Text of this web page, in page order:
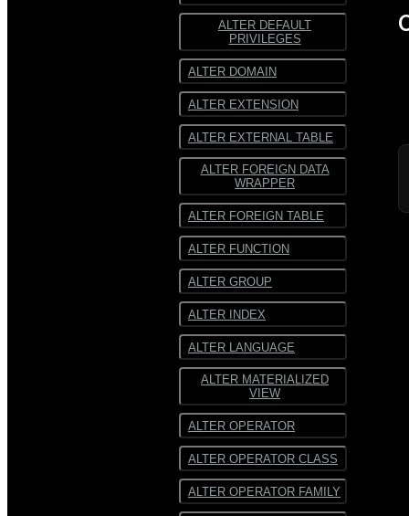
ORC
SequenceFile
Многострочный
Текст
фиксированной
ширины
ORC
SequenceFile
Многострочный
текст
Текст
фиксированной
ширины
ALTER DEFAULT
PRIVILEGES
ALTER DOMAIN
ALTER EXTENSION
ALTER EXTERNAL TABLE
ALTER FOREIGN DATA
WRAPPER
ALTER FOREIGN TABLE
ALTER FUNCTION
ALTER GROUP
ALTER INDEX
ALTER LANGUAGE
ALTER MATERIALIZED
VIEW
ALTER OPERATOR
ALTER OPERATOR CLASS
ALTER OPERATOR FAMILY